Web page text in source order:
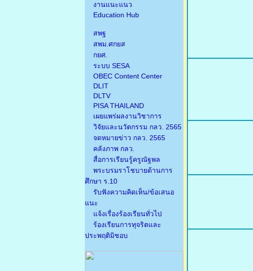
งานแนะแนว
Education Hub
สพฐ
สพม.ศกยส
กยศ.
ระบบ SESA
OBEC Content Center
DLIT
DLTV
PISA THAILAND
เผยแพร่ผลงานวิชาการ
วิจัยและนวัตกรรม กลว. 2565
จดหมายข่าว กลว. 2565
คลังภาพ กลว.
สื่อการเรียนรู้ครูณัฐพล
พระบรมราโชบายด้านการ
ศึกษา ร.10
รับฟังความคิดเห็น/ข้อเสนอ
แนะ
แจ้งเรื่องร้องเรียนทั่วไป
ร้องเรียนการทุจริตและ
ประพฤติมิชอบ